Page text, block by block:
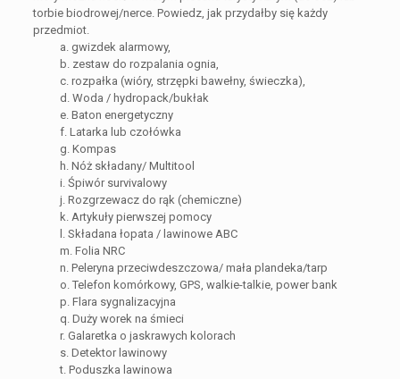
torbie biodrowej/nerce. Powiedz, jak przydałby się każdy
przedmiot.
a. gwizdek alarmowy,
b. zestaw do rozpalania ognia,
c. rozpałka (wióry, strzępki bawełny, świeczka),
d. Woda / hydropack/bukłak
e. Baton energetyczny
f. Latarka lub czołówka
g. Kompas
h. Nóż składany/ Multitool
i. Śpiwór survivalowy
j. Rozgrzewacz do rąk (chemiczne)
k. Artykuły pierwszej pomocy
l. Składana łopata / lawinowe ABC
m. Folia NRC
n. Peleryna przeciwdeszczowa/ mała plandeka/tarp
o. Telefon komórkowy, GPS, walkie-talkie, power bank
p. Flara sygnalizacyjna
q. Duży worek na śmieci
r. Galaretka o jaskrawych kolorach
s. Detektor lawinowy
t. Poduszka lawinowa